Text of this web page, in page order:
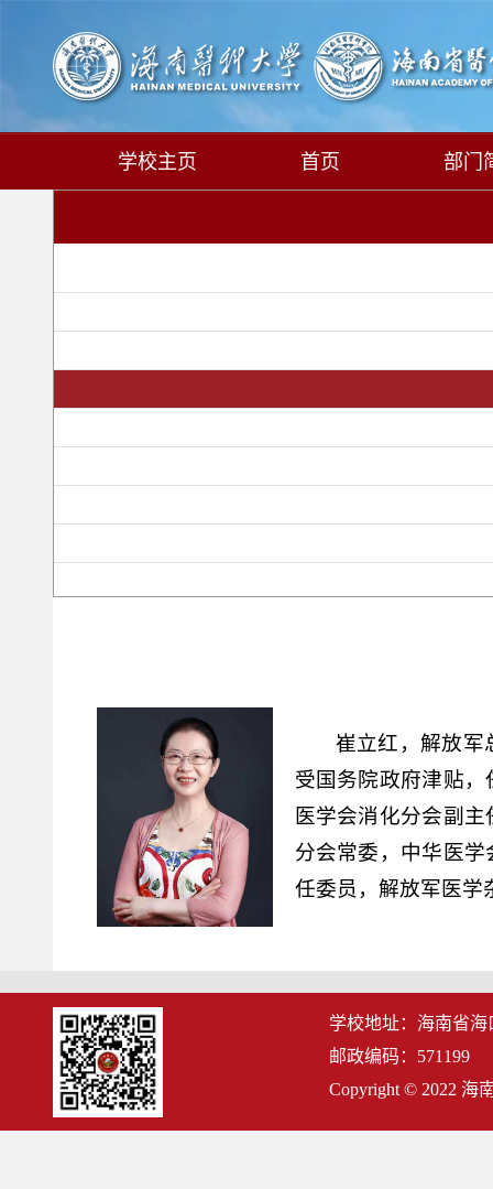
学校主页 首页 部门
崔立红，解放军
受国务院政府津贴
医学会消化分会副
分会常委，中华医
任委员，解放军医学
学校地址：海南省
邮政编码：571199
Copyright © 2022 海